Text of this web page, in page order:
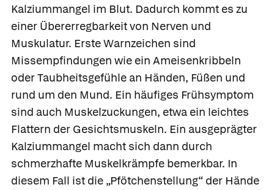
Kalziummangel im Blut. Dadurch kommt es zu
einer Übererregbarkeit von Nerven und
Muskulatur. Erste Warnzeichen sind
Missempfindungen wie ein Ameisenkribbeln
oder Taubheitsgefühle an Händen, Füßen und
rund um den Mund. Ein häufiges Frühsymptom
sind auch Muskelzuckungen, etwa ein leichtes
Flattern der Gesichtsmuskeln. Ein ausgeprägter
Kalziummangel macht sich dann durch
schmerzhafte Muskelkrämpfe bemerkbar. In
diesem Fall ist die „Pfötchenstellung“ der Hände